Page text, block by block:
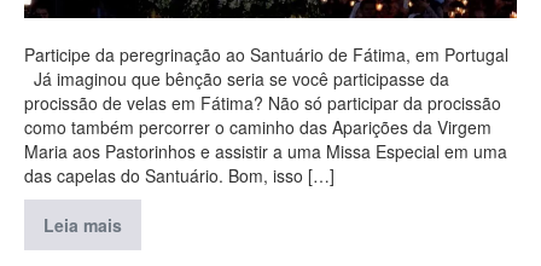
Participe da peregrinação ao Santuário de Fátima, em Portugal
Já imaginou que bênção seria se você participasse da
procissão de velas em Fátima? Não só participar da procissão
como também percorrer o caminho das Aparições da Virgem
Maria aos Pastorinhos e assistir a uma Missa Especial em uma
das capelas do Santuário. Bom, isso […]
Leia mais